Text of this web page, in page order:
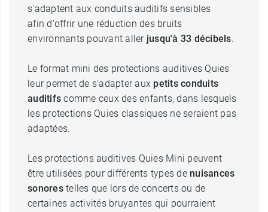
s'adaptent aux conduits auditifs sensibles
afin d'offrir une réduction des bruits
environnants pouvant aller jusqu'à 33 décibels.
Le format mini des protections auditives Quies
leur permet de s'adapter aux petits conduits
auditifs comme ceux des enfants, dans lesquels
les protections Quies classiques ne seraient pas
adaptées.
Les protections auditives Quies Mini peuvent
être utilisées pour différents types de nuisances
sonorestelles que lors de concerts ou de
certaines activités bruyantes qui pourraient